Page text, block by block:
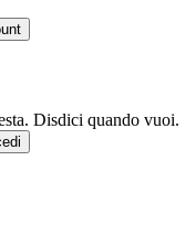
Disdici quando vuoi.